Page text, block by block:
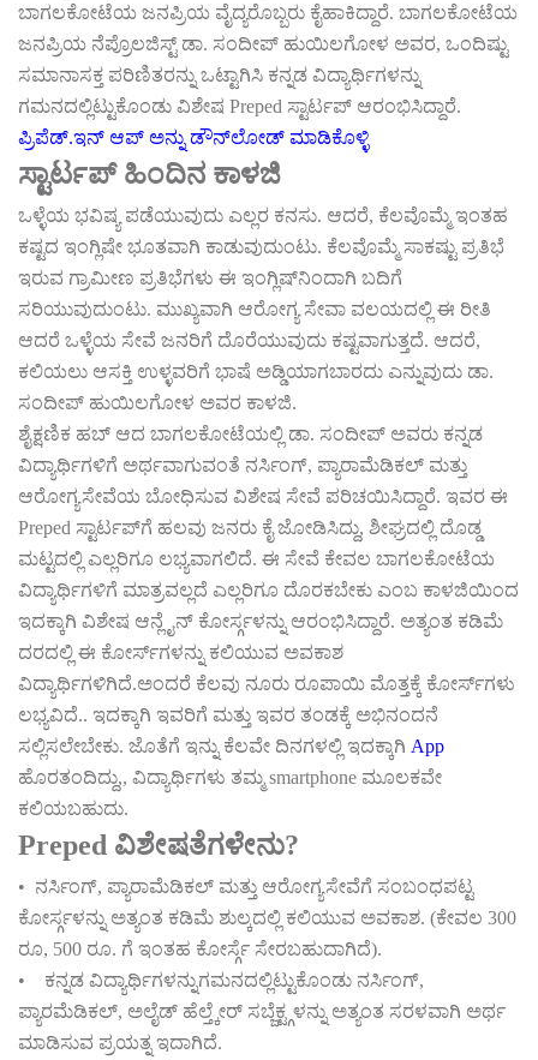
ಬಾಗಲಕೋಟೆಯ ಜನಪ್ರಿಯ ವೈದ್ಯರೊಬ್ಬರು ಕೈಹಾಕಿದ್ದಾರೆ. ಬಾಗಲಕೋಟೆಯ
ಜನಪ್ರಿಯ ನೆಪ್ರೊಲಜಿಸ್ಟ್ ಡಾ. ಸಂದೀಪ್ ಹುಯಿಲಗೋಳ ಅವರ, ಒಂದಿಷ್ಟು
ಸಮಾನಾಸಕ್ತ ಪರಿಣಿತರನ್ನು ಒಟ್ಟಾಗಿಸಿ ಕನ್ನಡ ವಿದ್ಯಾರ್ಥಿಗಳನ್ನು
ಗಮನದಲ್ಲಿಟ್ಟುಕೊಂಡು ವಿಶೇಷ Preped ಸ್ಟಾರ್ಟಪ್ ಆರಂಭಿಸಿದ್ದಾರೆ.
ಪ್ರಿಪೆಡ್‌.ಇನ್ ಆಪ್ ಅನ್ನು ಡೌನ್ಲೋಡ್ ಮಾಡಿಕೊಳ್ಳಿ
ಸ್ಟಾರ್ಟಪ್ ಹಿಂದಿನ ಕಾಳಜಿ
ಒಳ್ಳೆಯ ಭವಿಷ್ಯ ಪಡೆಯುವುದು ಎಲ್ಲರ ಕನಸು. ಆದರೆ, ಕೆಲವೊಮ್ಮೆ ಇಂತಹ
ಕಷ್ಟದ ಇಂಗ್ಲಿಷೇ ಭೂತವಾಗಿ ಕಾಡುವುದುಂಟು. ಕೆಲವೊಮ್ಮೆ ಸಾಕಷ್ಟು ಪ್ರತಿಭೆ
ಇರುವ ಗ್ರಾಮೀಣ ಪ್ರತಿಭೆಗಳು ಈ ಇಂಗ್ಲಿಷ್ನಿಂದಾಗಿ ಬದಿಗೆ
ಸರಿಯುವುದುಂಟು. ಮುಖ್ಯವಾಗಿ ಆರೋಗ್ಯ ಸೇವಾ ವಲಯದಲ್ಲಿ ಈ ರೀತಿ
ಆದರೆ ಒಳ್ಳೆಯ ಸೇವೆ ಜನರಿಗೆ ದೊರೆಯುವುದು ಕಷ್ಟವಾಗುತ್ತದೆ. ಆದರೆ,
ಕಲಿಯಲು ಆಸಕ್ತಿ ಉಳ್ಳವರಿಗೆ ಭಾಷೆ ಅಡ್ಡಿಯಾಗಬಾರದು ಎನ್ನುವುದು ಡಾ.
ಸಂದೀಪ್ ಹುಯಿಲಗೋಳ ಅವರ ಕಾಳಜಿ.
ಶೈಕ್ಷಣಿಕ ಹಬ್ ಆದ ಬಾಗಲಕೋಟೆಯಲ್ಲಿ ಡಾ. ಸಂದೀಪ್ ಅವರು ಕನ್ನಡ
ವಿದ್ಯಾರ್ಥಿಗಳಿಗೆ ಅರ್ಥವಾಗುವಂತೆ ನರ್ಸಿಂಗ್, ಪ್ಯಾರಾಮೆಡಿಕಲ್ ಮತ್ತು
ಆರೋಗ್ಯಸೇವೆಯ ಬೋಧಿಸುವ ವಿಶೇಷ ಸೇವೆ ಪರಿಚಯಿಸಿದ್ದಾರೆ. ಇವರ ಈ
Preped ಸ್ಟಾರ್ಟಪ್ಗೆ ಹಲವು ಜನರು ಕೈ ಜೋಡಿಸಿದ್ದು, ಶೀಘ್ರದಲ್ಲಿ ದೊಡ್ಡ
ಮಟ್ಟದಲ್ಲಿ ಎಲ್ಲರಿಗೂ ಲಭ್ಯವಾಗಲಿದೆ. ಈ ಸೇವೆ ಕೇವಲ ಬಾಗಲಕೋಟೆಯ
ವಿದ್ಯಾರ್ಥಿಗಳಿಗೆ ಮಾತ್ರವಲ್ಲದೆ ಎಲ್ಲರಿಗೂ ದೊರಕಬೇಕು ಎಂಬ ಕಾಳಜಿಯಿಂದ
ಇದಕ್ಕಾಗಿ ವಿಶೇಷ ಆನ್ಲೈನ್ ಕೋರ್ಸ್ಗಳನ್ನು ಆರಂಭಿಸಿದ್ದಾರೆ. ಅತ್ಯಂತ ಕಡಿಮೆ
ದರದಲ್ಲಿ ಈ ಕೋರ್ಸ್ಗಳನ್ನು ಕಲಿಯುವ ಅವಕಾಶ
ವಿದ್ಯಾರ್ಥಿಗಳಿಗಿದೆ.ಅಂದರೆ ಕೆಲವು ನೂರು ರೂಪಾಯಿ ಮೊತ್ತಕ್ಕೆ ಕೋರ್ಸ್ಗಳು
ಲಭ್ಯವಿದೆ.. ಇದಕ್ಕಾಗಿ ಇವರಿಗೆ ಮತ್ತು ಇವರ ತಂಡಕ್ಕೆ ಅಭಿನಂದನೆ
ಸಲ್ಲಿಸಲೇಬೇಕು. ಜೊತೆಗೆ ಇನ್ನು ಕೆಲವೇ ದಿನಗಳಲ್ಲಿ ಇದಕ್ಕಾಗಿ App
ಹೊರತಂದಿದ್ದು,, ವಿದ್ಯಾರ್ಥಿಗಳು ತಮ್ಮsmartphone ಮೂಲಕವೇ
ಕಲಿಯಬಹುದು.
Preped ವಿಶೇಷತೆಗಳೇನು?
• ನರ್ಸಿಂಗ್, ಪ್ಯಾರಾಮೆಡಿಕಲ್ ಮತ್ತು ಆರೋಗ್ಯಸೇವೆಗೆ ಸಂಬಂಧಪಟ್ಟ
ಕೋರ್ಸ್ಗಳನ್ನು ಅತ್ಯಂತ ಕಡಿಮೆ ಶುಲ್ಕದಲ್ಲಿ ಕಲಿಯುವ ಅವಕಾಶ. (ಕೇವಲ 300
ರೂ, 500 ರೂ. ಗೆ ಇಂತಹ ಕೋರ್ಸ್ಗೆ ಸೇರಬಹುದಾಗಿದೆ).
• ಕನ್ನಡ ವಿದ್ಯಾರ್ಥಿಗಳನ್ನುಗಮನದಲ್ಲಿಟ್ಟುಕೊಂಡು ನರ್ಸಿಂಗ್,
ಪ್ಯಾರಮೆಡಿಕಲ್, ಅಲೈಡ್ ಹೆಲ್ತ್ಕೇರ್ ಸಬ್ಜೆಕ್ಟ್ಗಳನ್ನು ಅತ್ಯಂತ ಸರಳವಾಗಿ ಅರ್ಥ
ಮಾಡಿಸುವ ಪ್ರಯತ್ನ ಇದಾಗಿದೆ.